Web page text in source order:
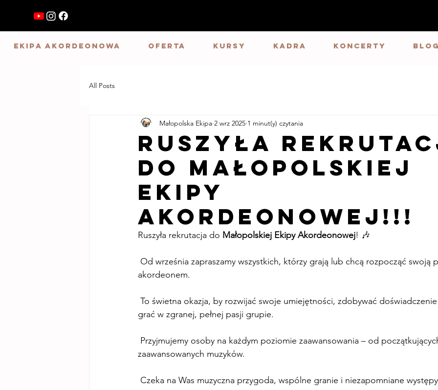
Ekipa Akordeonowa Oferta Kursy Kadra Koncerty
All Posts
Ruszyła
do Małopolskiej
Ekipy
Akordeonowej!!!
Małopolska Ekipa 2 wrz 2025 1 minut(y) czytania
Ruszyła rekrutacja do Małopolskiej Ekipy Akordeonowej! 🎶
akordeonem.
grać w zgranej, pełnej pasji grupie.
zaawansowanych muzyków.
Czeka na Was muzyczna przygoda, wspólne granie i niezapomniane